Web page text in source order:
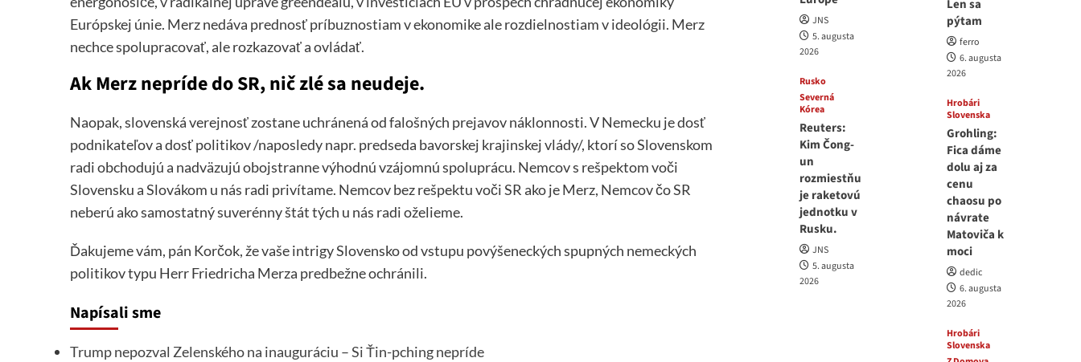
Európskej únie. Merz nedáva prednosť príbuznostiam v ekonomike ale rozdielnostiam v ideológii. Merz
nechce spolupracovať, ale rozkazovať a ovládať.
Ak Merz nepríde do SR, nič zlé sa neudeje.
Naopak, slovenská verejnosť zostane uchránená od falošných prejavov náklonnosti. V Nemecku je dosť
podnikateľov a dosť politikov /naposledy napr. predseda bavorskej krajinskej vlády/, ktorí so Slovenskom
radi obchodujú a nadväzujú obojstranne výhodnú vzájomnú spoluprácu. Nemcov s rešpektom voči
Slovensku a Slovákom u nás radi privítame. Nemcov bez rešpektu voči SR ako je Merz, Nemcov čo SR
neberú ako samostatný suverénny štát tých u nás radi oželieme.
Ďakujeme vám, pán Korčok, že vaše intrigy Slovensko od vstupu povýšeneckých spupných nemeckých
politikov typu Herr Friedricha Merza predbežne ochránili.
Napísali sme
Trump nepozval Zelenského na inauguráciu – Si Ťin-pching nepríde
JNS
5. augusta
2026
Rusko
Severná
Kórea
Reuters:
Kim Čong-
un
rozmiestňu
je raketovú
jednotku v
Rusku.
JNS
5. augusta
2026
Len sa
pýtam
ferro
6. augusta
2026
Hrobári
Slovenska
Grohling:
Fica dáme
dolu aj za
cenu
chaosu po
návrate
Matoviča k
moci
dedic
6. augusta
2026
Hrobári
Slovenska